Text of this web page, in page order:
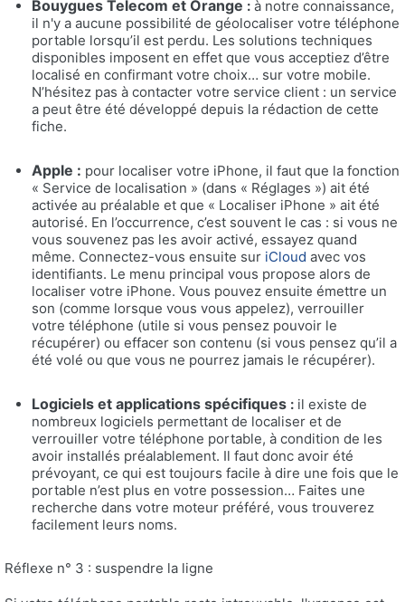
Bouygues Telecom et Orange : à notre connaissance,
il n'y a aucune possibilité de géolocaliser votre téléphone
portable lorsqu’il est perdu. Les solutions techniques
disponibles imposent en effet que vous acceptiez d’être
localisé en confirmant votre choix… sur votre mobile.
N’hésitez pas à contacter votre service client : un service
a peut être été développé depuis la rédaction de cette
fiche.
Apple : pour localiser votre iPhone, il faut que la fonction
« Service de localisation » (dans « Réglages ») ait été
activée au préalable et que « Localiser iPhone » ait été
autorisé. En l’occurrence, c’est souvent le cas : si vous ne
vous souvenez pas les avoir activé, essayez quand
même. Connectez-vous ensuite sur iCloud avec vos
identifiants. Le menu principal vous propose alors de
localiser votre iPhone. Vous pouvez ensuite émettre un
son (comme lorsque vous vous appelez), verrouiller
votre téléphone (utile si vous pensez pouvoir le
récupérer) ou effacer son contenu (si vous pensez qu’il a
été volé ou que vous ne pourrez jamais le récupérer).
Logiciels et applications spécifiques : il existe de
nombreux logiciels permettant de localiser et de
verrouiller votre téléphone portable, à condition de les
avoir installés préalablement. Il faut donc avoir été
prévoyant, ce qui est toujours facile à dire une fois que le
portable n’est plus en votre possession… Faites une
recherche dans votre moteur préféré, vous trouverez
facilement leurs noms.
Réflexe n° 3 : suspendre la ligne